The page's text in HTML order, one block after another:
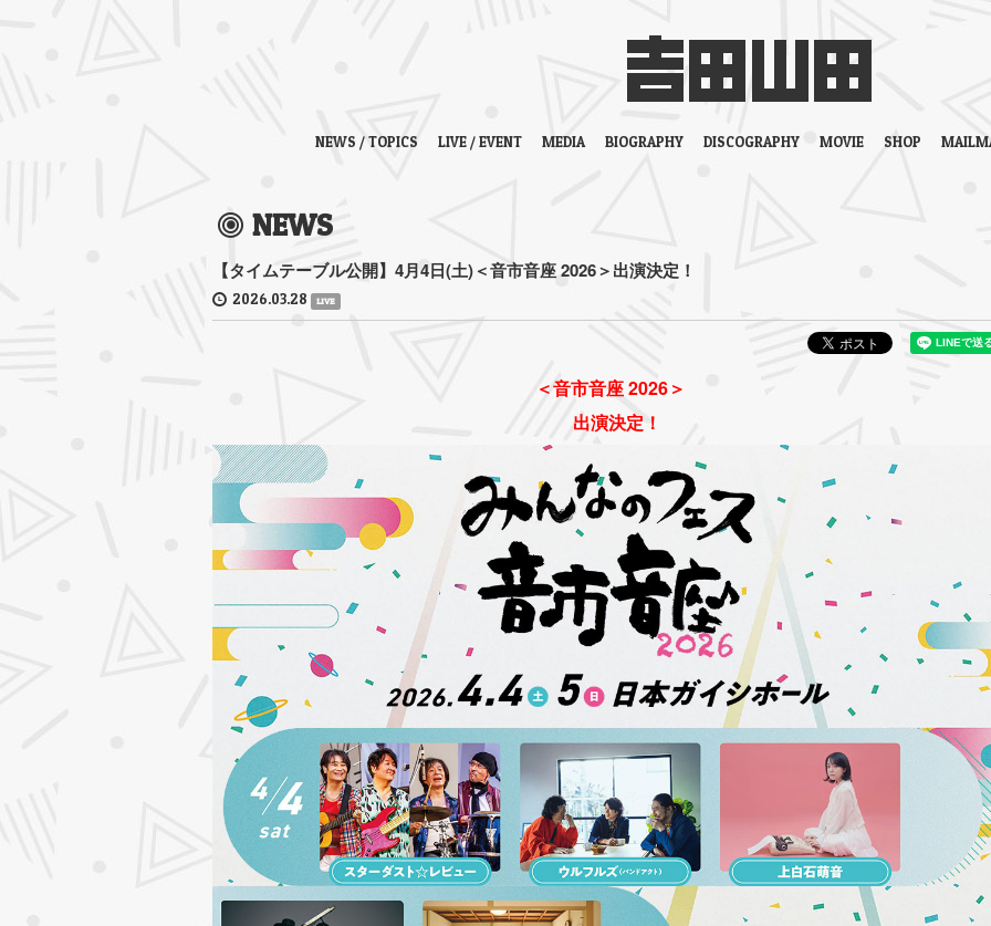
NEWS / TOPICS LIVE / EVENT MEDIA BIOGRAPHY DISCOGRAPHY MOVIE SHOP
NEWS
【タイムテーブル公開】4月4日(土)＜音市音座 2026＞出演決定！
2026.03.28 LIVE
＜音市音座 2026＞
出演決定！